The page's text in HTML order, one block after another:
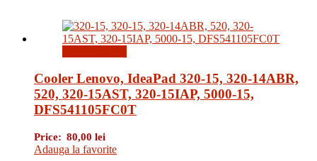
Cooler Lenovo, IdeaPad 320-15, 320-14ABR,
520, 320-15AST, 320-15IAP, 5000-15,
DFS541105FC0T
Price: 80,00 lei
Adauga la favorite